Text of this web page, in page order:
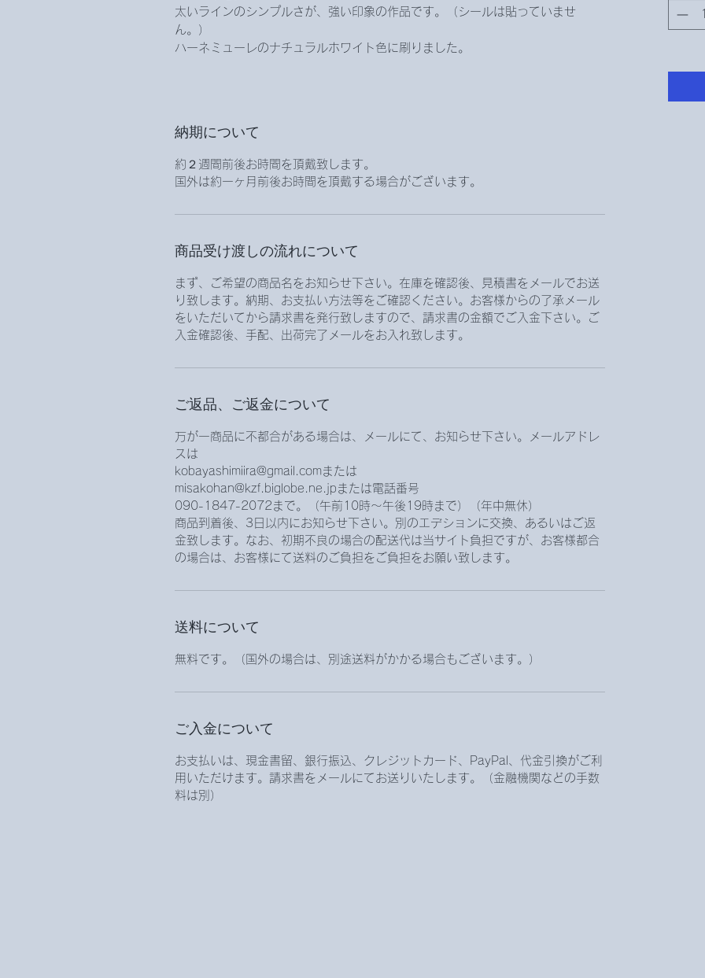
太いラインのシンプルさが、強い印象の作品です。（シールは貼っていませ
ん。）
ハーネミューレのナチュラルホワイト色に刷りました。
納期について
約２週間前後お時間を頂戴致します。
国外は約一ヶ月前後お時間を頂戴する場合がございます。
商品受け渡しの流れについて
まず、ご希望の商品名をお知らせ下さい。在庫を確認後、見積書をメールでお送
り致します。納期、お支払い方法等をご確認ください。お客様からの了承メール
をいただいてから請求書を発行致しますので、請求書の金額でご入金下さい。ご
入金確認後、手配、出荷完了メールをお入れ致します。
ご返品、ご返金について
万が一商品に不都合がある場合は、メールにて、お知らせ下さい。メールアドレ
スは
kobayashimiira@gmail.comまたは
misakohan@kzf.biglobe.ne.jpまたは電話番号
090-1847-2072まで。（午前10時〜午後19時まで）（年中無休）
商品到着後、3日以内にお知らせ下さい。別のエデションに交換、あるいはご返
金致します。なお、初期不良の場合の配送代は当サイト負担ですが、お客様都合
の場合は、お客様にて送料のご負担をご負担をお願い致します。
送料について
無料です。（国外の場合は、別途送料がかかる場合もございます。）
ご入金について
お支払いは、現金書留、銀行振込、クレジットカード、PayPal、代金引換がご利
用いただけます。請求書をメールにてお送りいたします。（金融機関などの手数
料は別）